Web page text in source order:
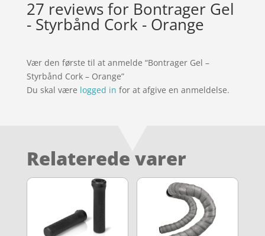
27 reviews for Bontrager Gel
- Styrbånd Cork - Orange
Vær den første til at anmelde “Bontrager Gel –
Styrbånd Cork – Orange”
Du skal være logged in for at afgive en anmeldelse.
Relaterede varer